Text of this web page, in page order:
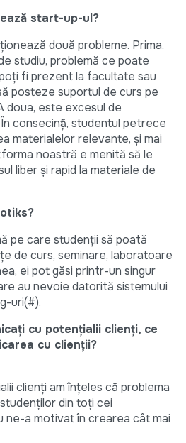
start-up-ul?
două probleme. Prima,
studiu, problemă ce poate
fi prezent la facultate sau
posteze suportul de curs pe
doua, este excesul de
consecință, studentul petrece
materialelor relevante, și mai
noastră e menită să le
liber și rapid la materiale de
pe care studenții să poată
de curs, seminare, laboratoare
ei pot găsi printr-un singur
au nevoie datorită sistemului
uri(#).
cu potențialii clienți, ce
cu clienții?
clienți am înțeles că problema
din toți cei
ne-a motivat în crearea cât mai